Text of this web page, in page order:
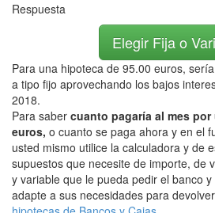
Respuesta
Elegir Fija o
Para una hipoteca de 95.00 euros,
a tipo fijo aprovechando los bajos
2018.
Para saber cuanto pagaría al mes
euros, o cuanto se paga ahora y en el
usted mismo utilice la calculadora y de
supuestos que necesite de importe, de
y variable que le pueda pedir el banco
adapte a sus necesidades para